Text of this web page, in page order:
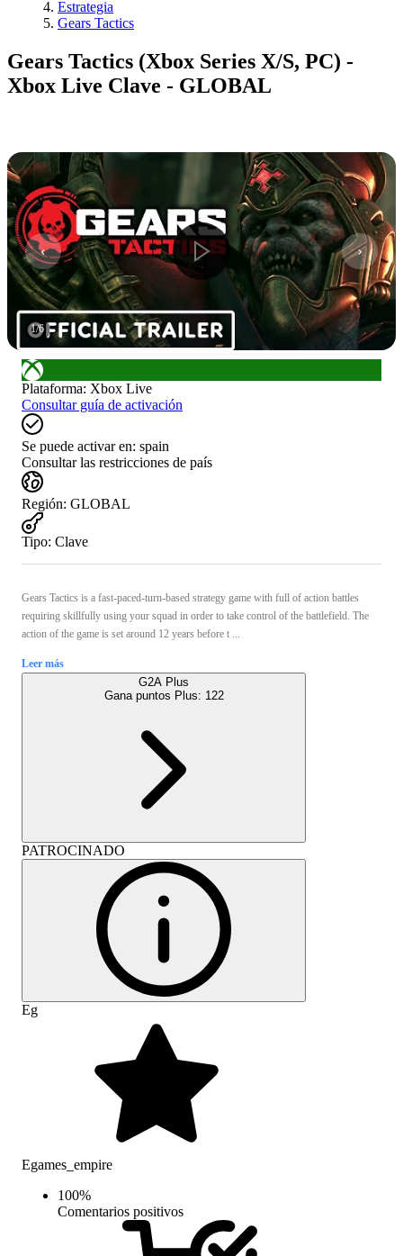
Estrategia
Gears Tactics
Gears Tactics (Xbox Series X/S, PC) -
Xbox Live Clave - GLOBAL
1/6
Plataforma: Xbox Live
Consultar guía de activación
Se puede activar en: spain
Consultar las restricciones de país
Región: GLOBAL
Tipo: Clave
Gears Tactics is a fast-paced-turn-based strategy game with full of action battles
requiring skillfully using your squad in order to take control of the battlefield. The
action of the game is set around 12 years before t ...
Leer más
G2A Plus
Gana puntos Plus: 122
PATROCINADO
Eg
Egames_empire
100%
Comentarios positivos